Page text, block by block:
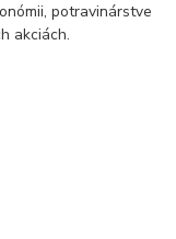
potravinárstve
akciách.